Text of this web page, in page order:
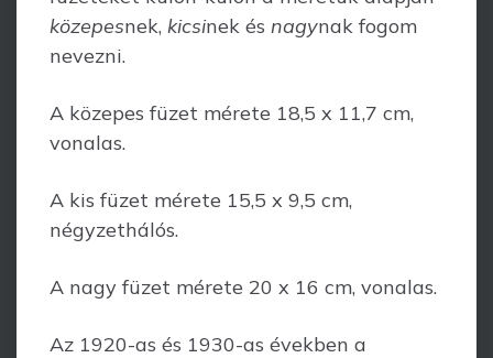
közepesnek, kicsinek és nagynak fogom
nevezni.
A közepes füzet mérete 18,5 x 11,7 cm,
vonalas.
A kis füzet mérete 15,5 x 9,5 cm,
négyzethálós.
A nagy füzet mérete 20 x 16 cm, vonalas.
Az 1920-as és 1930-as években a